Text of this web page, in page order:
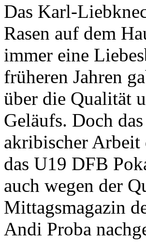
Das Karl-
Rasen auf dem
immer eine
früheren Jahren
über die Qualität
Geläufs. Doch
akribischer Arbeit
das U19 DFB
auch wegen der
Mittagsmagazin
Andi Proba